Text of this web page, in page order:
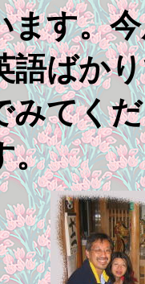
ます。
語ばか
みてく
。